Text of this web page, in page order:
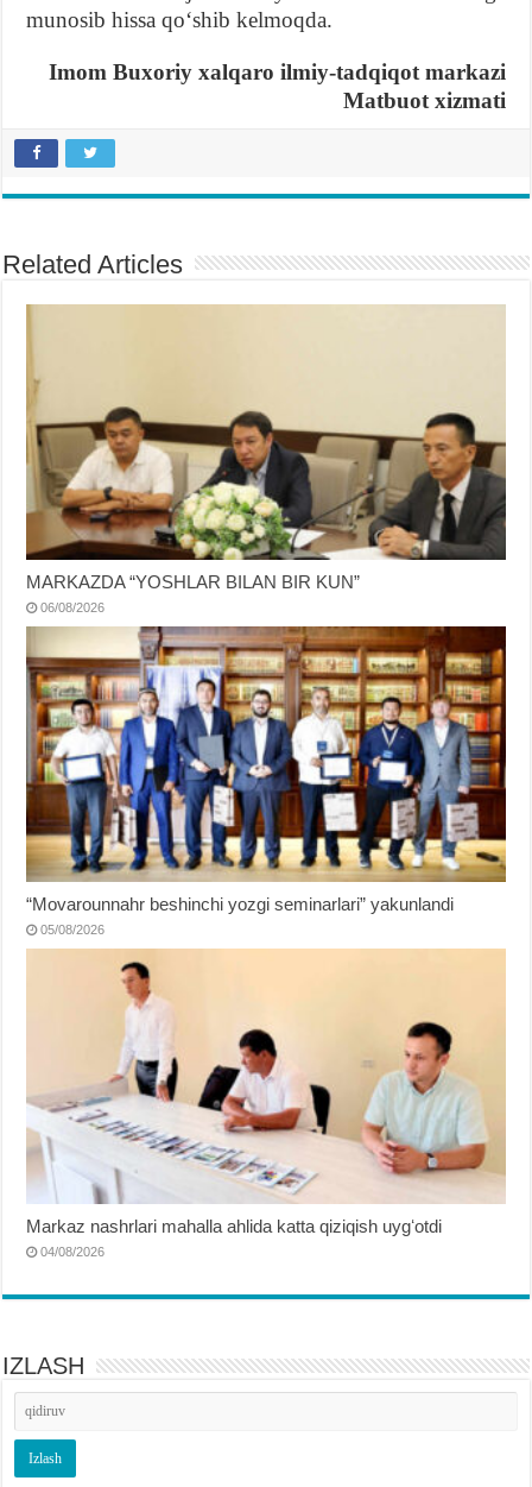
munosib hissa qoʻshib kelmoqda.
Imom Buxoriy xalqaro ilmiy-tadqiqot markazi
Matbuot xizmati
Related Articles
MARKAZDA “YOSHLAR BILAN BIR KUN”
06/08/2026
“Movarounnahr beshinchi yozgi seminarlari” yakunlandi
05/08/2026
Markaz nashrlari mahalla ahlida katta qiziqish uygʻotdi
04/08/2026
IZLASH